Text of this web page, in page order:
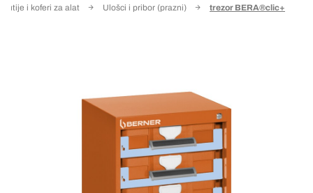
Kutije i koferi za alat Ulošci i pribor (prazni) trezor BERA®clic+